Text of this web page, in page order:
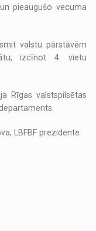
pieaugušo vecuma
valstu pārstāvēm
izcīnot 4. vietu
Rīgas valstspilsētas
LBFBF prezidente